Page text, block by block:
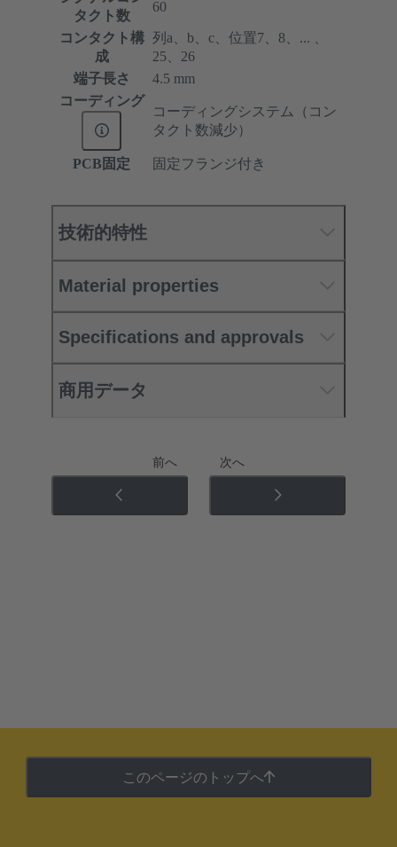
タクト数
60
コンタクト構
成
列a、b、c、位置7、8、... 、
25、26
端子長さ
4.5 mm
コーディング
コーディングシステム（コン
タクト数減少）
PCB固定 固定フランジ付き
技術的特性
Material properties
Specifications and approvals
商用データ
前へ 次へ
このページのトップへ